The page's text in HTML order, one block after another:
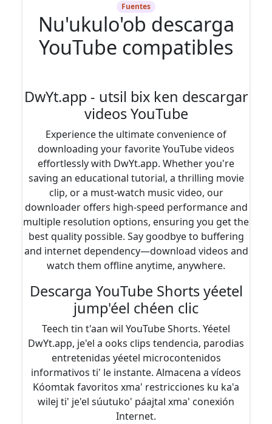
Fuentes
Nu'ukulo'ob descarga
YouTube compatibles
DwYt.app - utsil bix ken descargar
videos YouTube
Experience the ultimate convenience of
downloading your favorite YouTube videos
effortlessly with DwYt.app. Whether you're
saving an educational tutorial, a thrilling movie
clip, or a must-watch music video, our
downloader offers high-speed performance and
multiple resolution options, ensuring you get the
best quality possible. Say goodbye to buffering
and internet dependency—download videos and
watch them offline anytime, anywhere.
Descarga YouTube Shorts yéetel
jump'éel chéen clic
Teech tin t'aan wil YouTube Shorts. Yéetel
DwYt.app, je'el a ooks clips tendencia, parodias
entretenidas yéetel microcontenidos
informativos ti' le instante. Almacena a vídeos
Kóomtak favoritos xma' restricciones ku ka'a
wilej ti' je'el súutuko' páajtal xma' conexión
Internet.